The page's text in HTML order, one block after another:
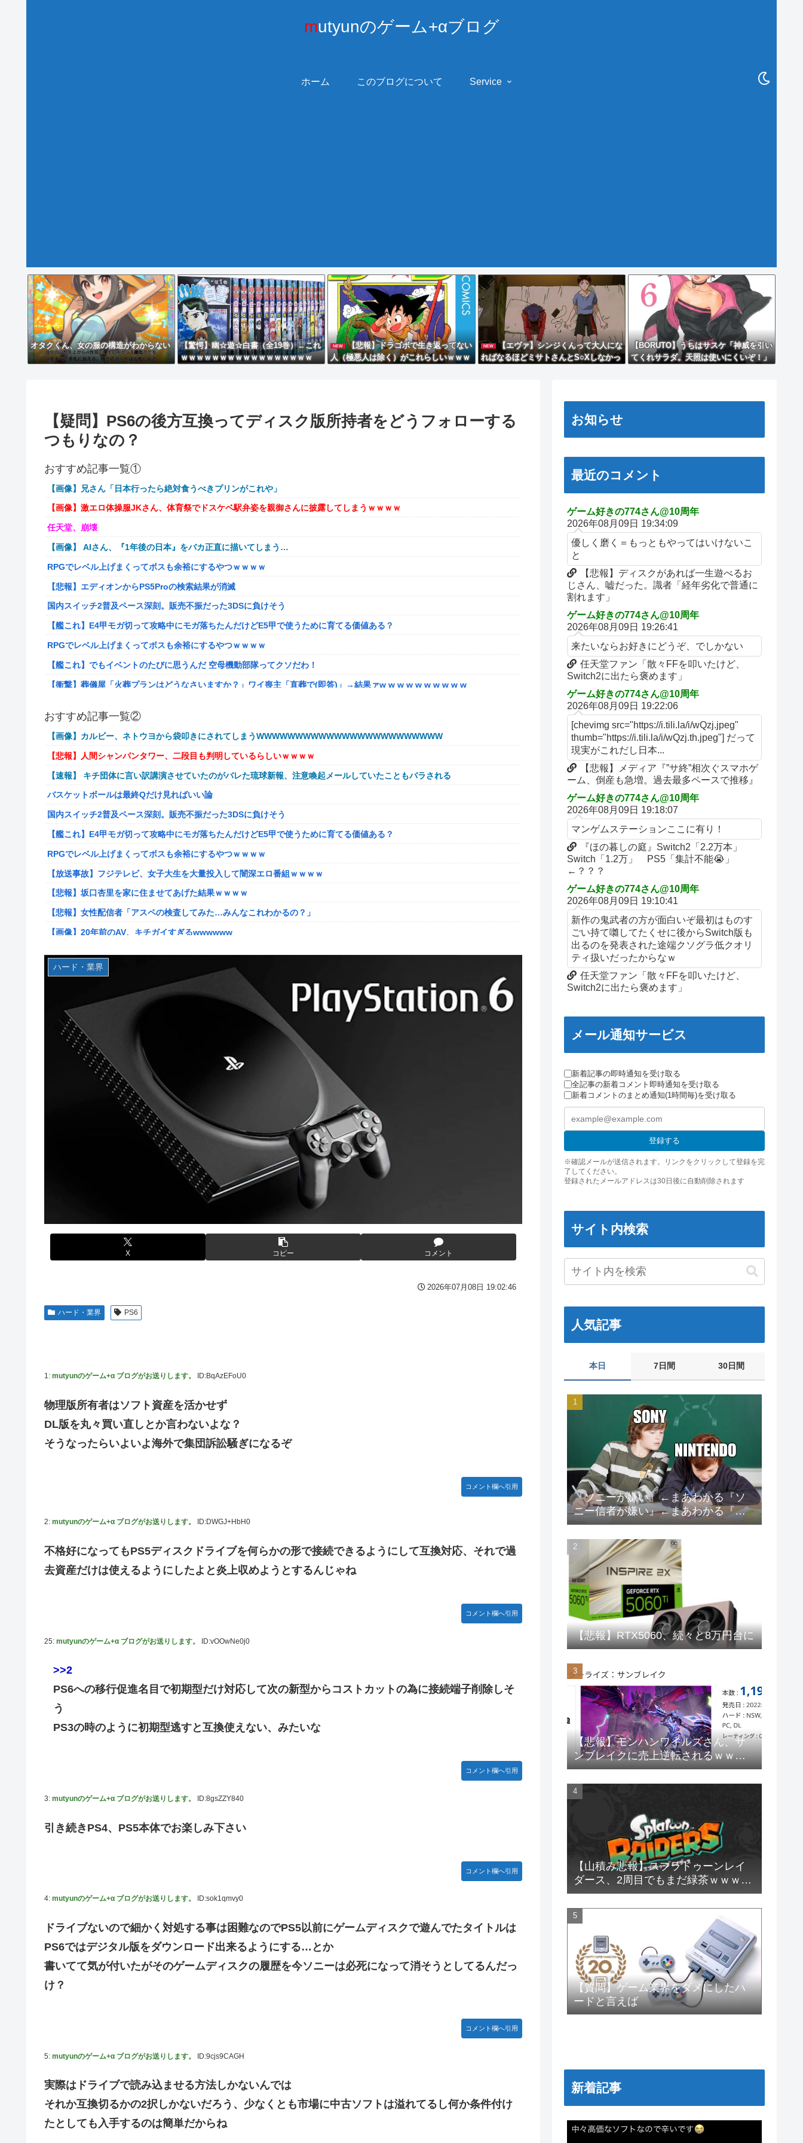
mutyunのゲーム+αブログ
ホーム このブログについて Service
オタクくん、女の服の構造がわからない
【驚愕】幽☆遊☆白書（全19巻）←これ
ｗｗｗｗｗｗｗｗｗｗｗｗｗｗｗｗｗ
NEW
【悲報】ドラゴボで生き返ってない
人（極悪人は除く）がこれらしいｗｗｗ
NEW
【エヴァ】シンジくんって大人にな
ればなるほどミサトさんとS○Xしなかっ
【BORUTO】うちはサスケ「神威を引い
てくれサラダ。天照は使いにくいぞ！」
【疑問】PS6の後方互換ってディスク版所持者をどうフォローする
つもりなの？
おすすめ記事一覧①
【画像】兄さん「日本行ったら絶対食うべきプリンがこれや」
【画像】激エロ体操服JKさん、体育祭でドスケベ駅弁姿を親御さんに披露してしまうｗｗｗｗ
任天堂、崩壊
【画像】 AIさん、『1年後の日本』をバカ正直に描いてしまう…
RPGでレベル上げまくってボスも余裕にするやつｗｗｗｗ
【悲報】エディオンからPS5Proの検索結果が消滅
国内スイッチ2普及ペース深刻。販売不振だった3DSに負けそう
【艦これ】E4甲モガ切って攻略中にモガ落ちたんだけどE5甲で使うために育てる価値ある？
RPGでレベル上げまくってボスも余裕にするやつｗｗｗｗ
【艦これ】でもイベントのたびに思うんだ 空母機動部隊ってクソだわ！
【衝撃】葬儀屋「火葬プランはどうなさいますか？」ワイ喪主「直葬で(即答)」→結果ァw w w w w w w w w w
【画像】このLINEでなんで女が怒ってるのか分かんない奴はモテない奴確定らしい←お前らは勿論わかるよな？？？？？？？
【動画】高校生さん、文化祭でコーヒーカップを作って大盛りあがり←なんかどっかで見たことあると話題に
【NGS】LG5「レアレンス」シリーズが強すぎると話題に【アプグレも約束】
【ｗ】長年育てやっと蕾がつき楽しみにしてたら動物の死肉に擬態（外観・腐肉臭）する花が！
『ゼルダの伝説』ゼルダ姫とリンクって毎回結ばれずに別の相手と子孫を残してるって本当…？
韓国人「英メディアや海外各社も一斉に韓国サッカー協会を巡る過去の不祥事を報道！」→「国際的な信用失墜の危機‥」
【画像】廃墟化したレンタルビデオ屋、そのまま時が止まってしまっていると話題にｗｗｗｗ
【悲報】女性配信者「アスペの検査してみた…みんなこれわかるの？」
【画像】ハンターハンターさん、ガチで最強の新能力を登場させてしまうｗｗｗｗｗｗｗ
【画像】週刊少年マガジン、限界突破
「テイルズオブシンフォニア リマスター」発売日が2/16に決定！最新の「発売日告知トレーラー」も公開！
実際『ゼルダ 時オカ』→『風タク』の時の空気感を知りたい
【悲報】女さん、歩行者を轢いた挙句、道路に倒れてどえらいことになってしまうw w w w w w w
海外「日本人はなんて気高いんだ！」 英高級紙も驚愕した極限の中の日本人の姿に世界が衝撃
【画像】このLINEでなんで女が怒ってるのか分かんない奴はモテない奴確定らしい←お前らは勿論わかるよな？？？？？？？
海外「日本なんて行くんじゃなかった…」 日本を知ってしまったディズニー信者、帰国後『本家』に失望する事態に
【艦これ】ひみつの通り道 他
LIAR GAME -ライアーゲーム- 第17話 感想：秋山さんの逆転の策がバレちゃった！
【画像】エチビデ女優さん、番組の企画でハッスルしすぎてしまうｗｗｗｗｗｗ
【ウマ娘】わたしの全力受け止めて♡ ←「またへんないきものがふえてる…」
【悲報】人気プロゲーマーと結婚したグラドル、息子の「自閉スペクトラム症」診断にショックで泣く
海外「全部日本の真似だったのか…」 日本の普通のテレビ番組が最新SNSの数十年先を行っていたと話題に
【ウマ娘】ジェンティル「そろそろ狩るわ...♥」
【エ●漫画】乱交物のエ●漫画←これｗｗｗ
【学マス】AIライザに対抗して学マスもAIアイドルを出そう
昭和戦隊のロボデザイン、配信で追って見ると…
【悲報】「美人すぎる県警本部長」失職ｗｗｗｗｗｗｗｗｗ
私の彼に裏表がなさすぎる 第3話
【悲報】 めっちゃカメレオンさん、早速パクリゲーが任天堂ストアに登場してしまう……
やる夫のダンジョン運営記183-雑談所ネタ118 懺悔小ネタ「創刻のファイアホイール」+埋めネタ「ファイアホイールTCG・
【画像】漫画・アニメの「武人系敵幹部」に付きまといがちな疑問ｗｗｗｗ
おでこ封印！中村アン、“前髪あり”の新ヘアスタイルに「新鮮でたまらん」の声【画像】
24h16.3万でぶっちぎりですよ笑
YAC卒業の日
【画像あり】ロピアのパワー全開おにぎり「444円」がコチラｗｗｗｗｗ
【NMB48】坂下真心期待できそう
おすすめ記事一覧②
【画像】カルビー、ネトウヨから袋叩きにされてしまうWWWWWWWWWWWWWWWWWWWWWWWW
【悲報】人間シャンパンタワー、二段目も判明しているらしいｗｗｗｗ
【速報】 キチ団体に言い訳講演させていたのがバレた琉球新報、注意喚起メールしていたこともバラされる
バスケットボールは最終Qだけ見ればいい論
国内スイッチ2普及ペース深刻。販売不振だった3DSに負けそう
【艦これ】E4甲モガ切って攻略中にモガ落ちたんだけどE5甲で使うために育てる価値ある？
RPGでレベル上げまくってボスも余裕にするやつｗｗｗｗ
【放送事故】フジテレビ、女子大生を大量投入して闇深エロ番組ｗｗｗｗ
【悲報】坂口杏里を家に住ませてあげた結果ｗｗｗｗ
【悲報】女性配信者「アスペの検査してみた…みんなこれわかるの？」
【画像】20年前のAV、キチガイすぎるwwwwww
【朗報】菅直人元総理、再評価されるｗｗｗｗｗｗｗｗｗｗｗｗｗｗｗｗｗｗ
【画像】このLINEでなんで女が怒ってるのか分かんない奴はモテない奴確定らしい←お前らは勿論わかるよな？？？？？？？
海外「日本は戦勝国なんだよ」 戦後の日本人の特別な生き様に各国から称賛の声
【悲報画像】イキリたい年頃の中学生さん、和彫を入れて人生終了へ←これw w w w w w
実際『ゼルダ 時オカ』→『風タク』の時の空気感を知りたい
【画像】サンモニの女子アナさん、日曜の朝から素材を提供してしまう
【画像】スト6に彗星の如く現れたフィリピン人キャラが可愛すぎると話題に！
【動画】タイのティパンコーン王子が日本人女性とデートか？
【悲報】『メイドインアビス』主題歌にVTuber起用→また炎上 もう何回目だよ…
【試合実況】西武２軍スタメン 先発:杉山遙希（2026.8.9）
芸能人 「車の任意保険は強制にしろ、保険にも入れないヤツは運転すんな！法律を改正しろ！！」
【J2第1節 鳥栖×甲府】鳥栖が好相性の甲府に2-0快勝で5年ぶり開幕白星！田中雄大は古巣に恩返しPK弾
ハード・業界
X コピー コメント
2026年07月08日 19:02:46
ハード・業界 PS6
1: mutyunのゲーム+α ブログがお送りします。 ID:BqAzEFoU0
物理版所有者はソフト資産を活かせず
DL版を丸々買い直しとか言わないよな？
そうなったらいよいよ海外で集団訴訟騒ぎになるぞ
コメント欄へ引用
2: mutyunのゲーム+α ブログがお送りします。 ID:DWGJ+HbH0
不格好になってもPS5ディスクドライブを何らかの形で接続できるようにして互換対応、それで過
去資産だけは使えるようにしたよと炎上収めようとするんじゃね
コメント欄へ引用
25: mutyunのゲーム+α ブログがお送りします。 ID:vOOwNe0j0
>>2
PS6への移行促進名目で初期型だけ対応して次の新型からコストカットの為に接続端子削除しそ
う
PS3の時のように初期型逃すと互換使えない、みたいな
コメント欄へ引用
3: mutyunのゲーム+α ブログがお送りします。 ID:8gsZZY840
引き続きPS4、PS5本体でお楽しみ下さい
コメント欄へ引用
4: mutyunのゲーム+α ブログがお送りします。 ID:sok1qmvy0
ドライブないので細かく対処する事は困難なのでPS5以前にゲームディスクで遊んでたタイトルは
PS6ではデジタル版をダウンロード出来るようにする…とか
書いてて気が付いたがそのゲームディスクの履歴を今ソニーは必死になって消そうとしてるんだっ
け？
コメント欄へ引用
5: mutyunのゲーム+α ブログがお送りします。 ID:9cjs9CAGH
実際はドライブで読み込ませる方法しかないんでは
それか互換切るかの2択しかないだろう、少なくとも市場に中古ソフトは溢れてるし何か条件付け
たとしても入手するのは簡単だからね
お知らせ
最近のコメント
ゲーム好きの774さん@10周年
2026年08月09日 19:34:09
優しく磨く＝もっともやってはいけないこ
と
【悲報】ディスクがあれば一生遊べるお
じさん、嘘だった。識者「経年劣化で普通に
割れます」
ゲーム好きの774さん@10周年
2026年08月09日 19:26:41
来たいならお好きにどうぞ、でしかない
任天堂ファン「散々FFを叩いたけど、
Switch2に出たら褒めます」
ゲーム好きの774さん@10周年
2026年08月09日 19:22:06
[chevimg src="https://i.tili.la/i/wQzj.jpeg"
thumb="https://i.tili.la/i/wQzj.th.jpeg"] だって
現実がこれだし日本...
【悲報】メディア『”サ終”相次ぐスマホゲ
ーム、倒産も急増。過去最多ペースで推移』
ゲーム好きの774さん@10周年
2026年08月09日 19:18:07
マンゲムステーションここに有り！
『ほの暮しの庭』Switch2「2.2万本」
Switch「1.2万」 PS5「集計不能😭」
←？？？
ゲーム好きの774さん@10周年
2026年08月09日 19:10:41
新作の鬼武者の方が面白いぞ最初はものす
ごい持て囃してたくせに後からSwitch版も
出るのを発表された途端クソグラ低クオリ
ティ扱いだったからなｗ
任天堂ファン「散々FFを叩いたけど、
Switch2に出たら褒めます」
メール通知サービス
新着記事の即時通知を受け取る
全記事の新着コメント即時通知を受け取る
新着コメントのまとめ通知(1時間毎)を受け取る
登録する
※確認メールが送信されます。リンクをクリックして登録を完
了してください。
登録されたメールアドレスは30日後に自動削除されます
サイト内検索
人気記事
本日 7日間 30日間
『ソニーが嫌い』←まあわかる『ソ
ニー信者が嫌い』←まあわかる『任
天堂信者が嫌い』←まあわかる
【悲報】RTX5060、続々と8万円台に
【悲報】モンハンワイルズさん、サ
ンブレイクに売上逆転されるｗｗｗ
ｗｗ
【山積み悲報】スプラトゥーンレイ
ダース、2周目でもまだ緑茶ｗｗｗｗ
ｗｗ
【質問】ゲーム業界をダメにしたハ
ードと言えば
新着記事